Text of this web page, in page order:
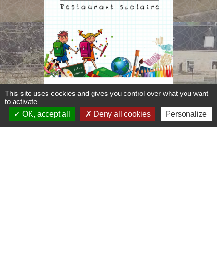
Menu restaurant scolaire
This site uses cookies and gives you control over what you want
to activate
OK, accept all
Deny all cookies Personalize